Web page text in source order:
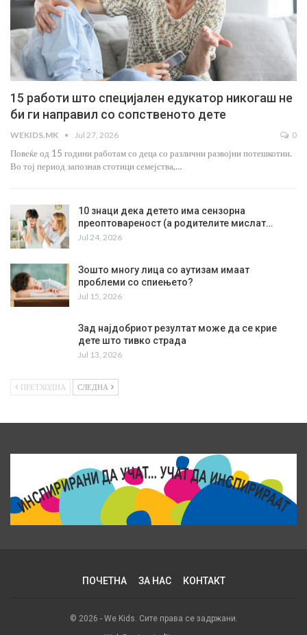
15 работи што специјален едукатор никогаш не
би ги направил со сопственото дете
WEKIDS.MK Jul 27, 2026 0
Повеќе од 15 години работам со деца со различни развојни потешкотии.
Во тој период запознав стотици семејства,…
10 знаци дека детето има сензорна
преоптовареност (а родителите мислат…
Jul 24, 2026
Зошто многу лица со аутизам имаат
проблеми со спиењето?
Jul 15, 2026
Зад најдобриот резултат може да се крие
дете што тивко страда
Jul 13, 2026
ПРЕТХОДНА СЛЕДНА
ПОЧЕТНА ЗА НАС КОНТАКТ
© 2026 - We Kids. Сите права се задржани.